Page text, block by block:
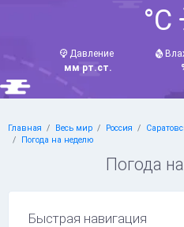
°C
Давление
мм рт.ст.
Главная Весь мир Россия
Погода на неделю
Погода
Быстрая навигация